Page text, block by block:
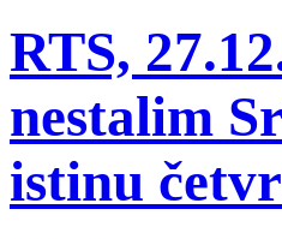
RTS,
nestalim
istinu